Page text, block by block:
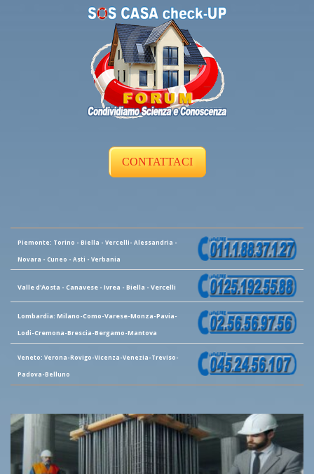
CONTATTACI
Piemonte: Torino - Biella - Vercelli- Alessandria -
Novara - Cuneo - Asti - Verbania
Valle d'Aosta - Canavese - Ivrea - Biella - Vercelli
Lombardia: Milano-Como-Varese-Monza-Pavia-
Lodi-Cremona-Brescia-Bergamo-Mantova
Veneto: Verona-Rovigo-Vicenza-Venezia-Treviso-
Padova-Belluno